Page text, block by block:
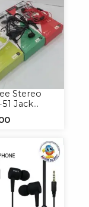
Stereo
Jack